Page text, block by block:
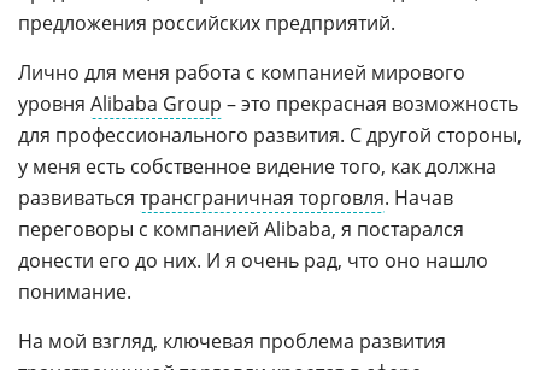
предложения российских предприятий.
Лично для меня работа с компанией мирового
уровня Alibaba Group – это прекрасная возможность
для профессионального развития. С другой стороны,
у меня есть собственное видение того, как должна
развиваться трансграничная торговля. Начав
переговоры с компанией Alibaba, я постарался
донести его до них. И я очень рад, что оно нашло
понимание.
На мой взгляд, ключевая проблема развития